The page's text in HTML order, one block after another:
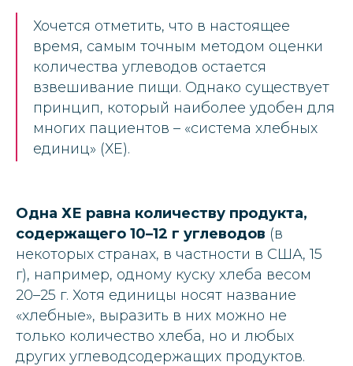
Хочется отметить, что в настоящее
время, самым точным методом оценки
количества углеводов остается
взвешивание пищи. Однако существует
принцип, который наиболее удобен для
многих пациентов – «система хлебных
единиц» (ХЕ).
Одна ХЕ равна количеству продукта,
содержащего 10–12 г углеводов (в
некоторых странах, в частности в США, 15
г), например, одному куску хлеба весом
20–25 г. Хотя единицы носят название
«хлебные», выразить в них можно не
только количество хлеба, но и любых
других углеводсодержащих продуктов.